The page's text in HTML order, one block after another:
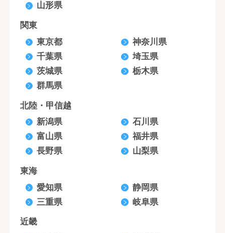
山形県
関東
東京都
神奈川県
千葉県
埼玉県
茨城県
栃木県
群馬県
北陸・甲信越
新潟県
石川県
富山県
福井県
長野県
山梨県
東海
愛知県
静岡県
三重県
岐阜県
近畿